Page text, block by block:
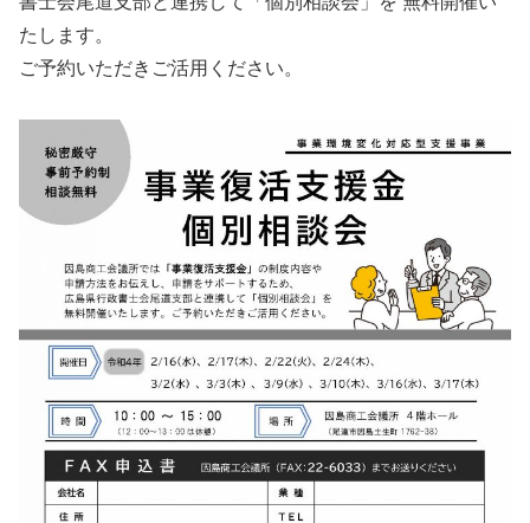
たします。
ご予約いただきご活用ください。